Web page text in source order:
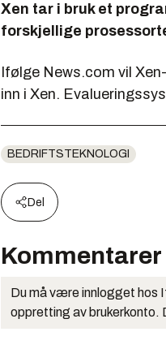
Xen tar i bruk et
forskjellige
Ifølge News.com vil
inn i Xen.
BEDRIFTSTEKNOLOGI
Del
Kommentarer
Du må være innlogget hos
oppretting av brukerkonto.